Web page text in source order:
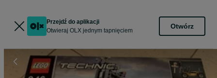
Przejdź do aplikacji
Otwieraj OLX jednym tapnięciem
Otwórz